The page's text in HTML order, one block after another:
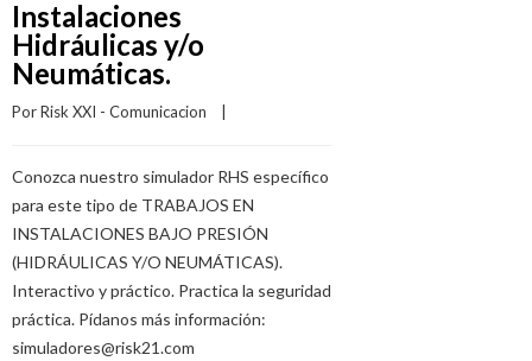
Instalaciones
Hidráulicas y/o
Neumáticas.
Por Risk XXI - Comunicacion
Conozca nuestro simulador RHS específico
para este tipo de TRABAJOS EN
INSTALACIONES BAJO PRESIÓN
(HIDRÁULICAS Y/O NEUMÁTICAS).
Interactivo y práctico. Practica la seguridad
práctica. Pídanos más información:
simuladores@risk21.com